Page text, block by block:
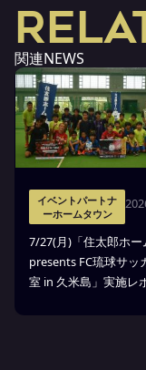
関連NEWS
イベントパートナ
ーホームタウン
7/27(月)「住太郎ホー
presents FC琉球サッ
室 in 久米島」実施レ